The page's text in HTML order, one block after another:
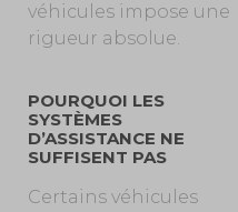
véhicules impose une
rigueur absolue.
POURQUOI LES
SYSTÈMES
D’ASSISTANCE NE
SUFFISENT PAS
Certains véhicules